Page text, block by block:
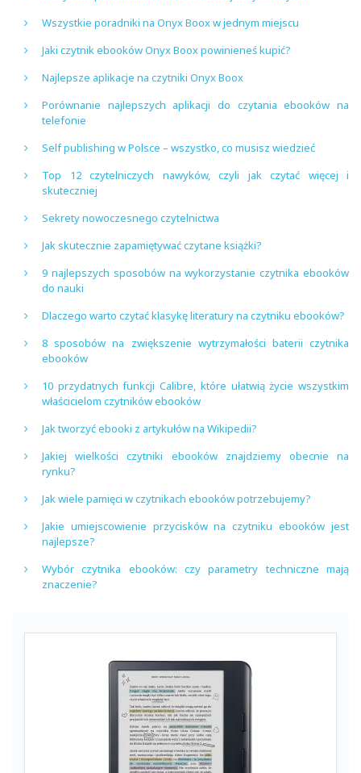
Wszystkie poradniki na Onyx Boox w jednym miejscu
Jaki czytnik ebooków Onyx Boox powinieneś kupić?
Najlepsze aplikacje na czytniki Onyx Boox
Porównanie najlepszych aplikacji do czytania ebooków na
telefonie
Self publishing w Polsce – wszystko, co musisz wiedzieć
Top 12 czytelniczych nawyków, czyli jak czytać więcej i
skuteczniej
Sekrety nowoczesnego czytelnictwa
Jak skutecznie zapamiętywać czytane książki?
9 najlepszych sposobów na wykorzystanie czytnika ebooków
do nauki
Dlaczego warto czytać klasykę literatury na czytniku ebooków?
8 sposobów na zwiększenie wytrzymałości baterii czytnika
ebooków
10 przydatnych funkcji Calibre, które ułatwią życie wszystkim
właścicielom czytników ebooków
Jak tworzyć ebooki z artykułów na Wikipedii?
Jakiej wielkości czytniki ebooków znajdziemy obecnie na
rynku?
Jak wiele pamięci w czytnikach ebooków potrzebujemy?
Jakie umiejscowienie przycisków na czytniku ebooków jest
najlepsze?
Wybór czytnika ebooków: czy parametry techniczne mają
znaczenie?